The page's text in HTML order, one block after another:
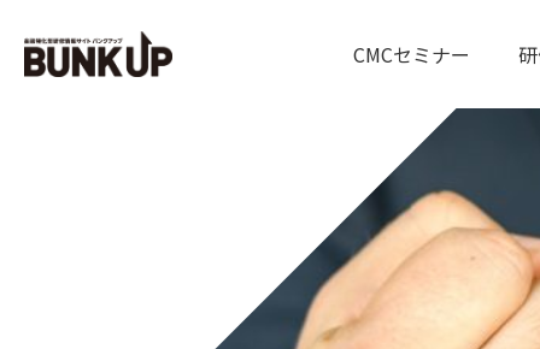
CMCセミナー